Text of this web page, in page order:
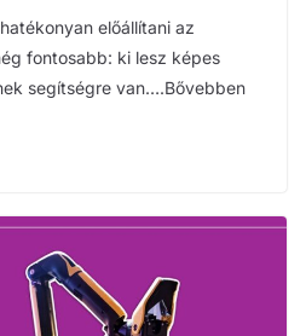
előállítani az
fontosabb: ki lesz képes
segítségre van….Bővebben